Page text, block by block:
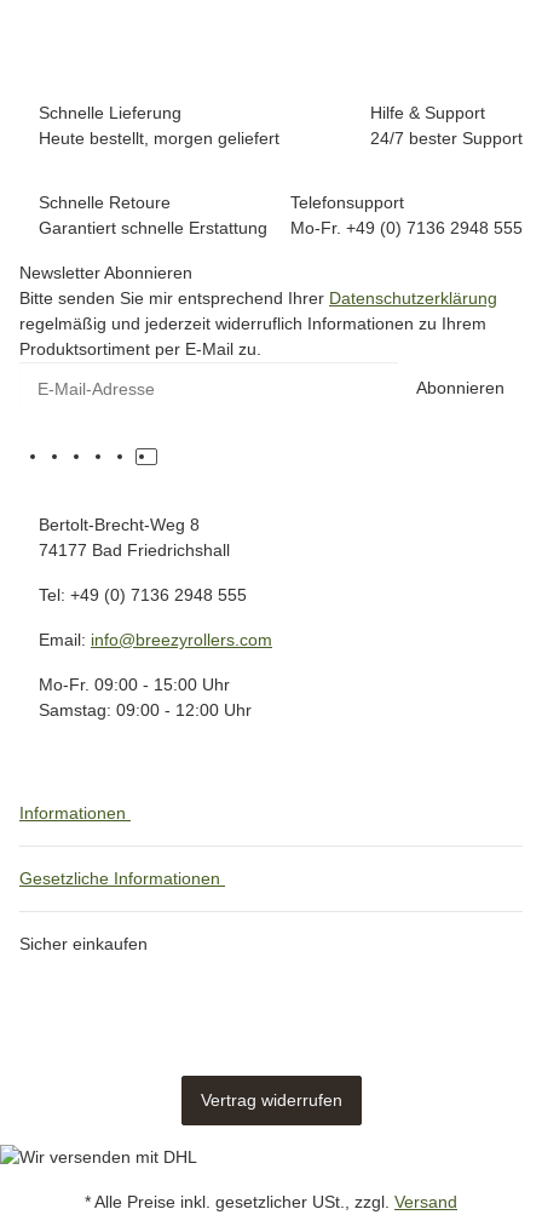
Schnelle Lieferung
Heute bestellt, morgen geliefert
Hilfe & Support
24/7 bester Support
Schnelle Retoure
Garantiert schnelle Erstattung
Telefonsupport
Mo-Fr. +49 (0) 7136 2948 555
Newsletter Abonnieren
Bitte senden Sie mir entsprechend Ihrer Datenschutzerklärung
regelmäßig und jederzeit widerruflich Informationen zu Ihrem
Produktsortiment per E-Mail zu.
Abonnieren
Bertolt-Brecht-Weg 8
74177 Bad Friedrichshall
Tel: +49 (0) 7136 2948 555
Email: info@breezyrollers.com
Mo-Fr. 09:00 - 15:00 Uhr
Samstag: 09:00 - 12:00 Uhr
Informationen
Gesetzliche Informationen
Sicher einkaufen
Vertrag widerrufen
* Alle Preise inkl. gesetzlicher USt., zzgl. Versand